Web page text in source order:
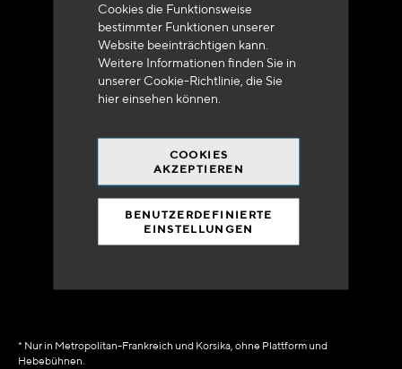
Cookies die Funktionsweise
bestimmter Funktionen unserer
Website beeinträchtigen kann.
Weitere Informationen finden Sie in
unserer Cookie-Richtlinie, die Sie
hiereinsehen können.
COOKIES
AKZEPTIEREN
BENUTZERDEFINIERTE
EINSTELLUNGEN
Versandkostenfrei
bei 250 Euros*
90% des Katalogs
in Verfügbarkeit
* Nur in Metropolitan-Frankreich und Korsika, ohne Plattform und
Hebebühnen.